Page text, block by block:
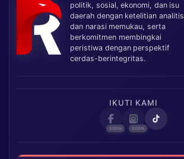
politik, sosial, ekonomi, dan isu
daerah dengan ketelitian analitis
dan narasi memukau, serta
berkomitmen membingkai
peristiwa dengan perspektif
cerdas-berintegritas.
IKUTI KAMI